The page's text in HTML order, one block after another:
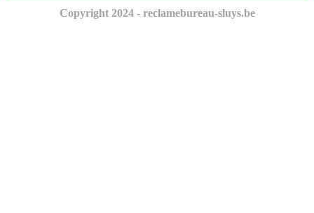
Copyright 2024 - reclamebureau-sluys.be